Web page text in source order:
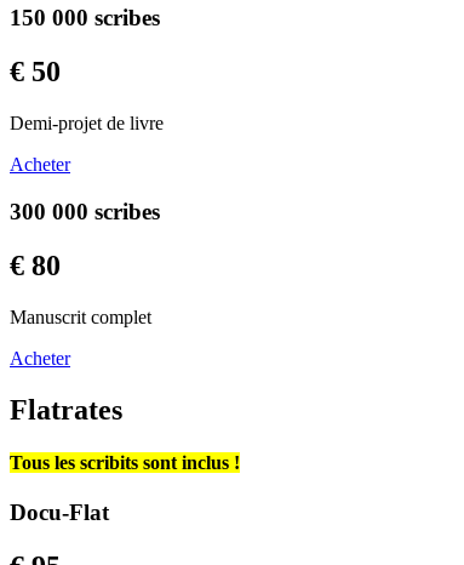
150 000 scribes
€ 50
Demi-projet de livre
Acheter
300 000 scribes
€ 80
Manuscrit complet
Acheter
Flatrates
Tous les scribits sont inclus !
Docu-Flat